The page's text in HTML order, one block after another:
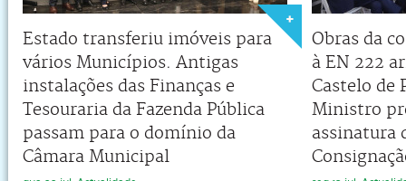
Estado transferiu imóveis para
vários Municípios. Antigas
instalações das Finanças e
Tesouraria da Fazenda Pública
passam para o domínio da
Câmara Municipal
Obras da
à EN 222
Castelo de
Ministro
assinatura